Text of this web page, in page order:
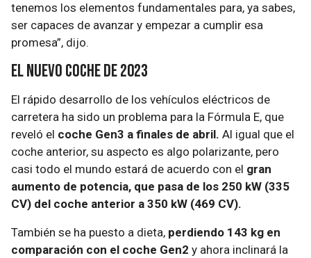
tenemos los elementos fundamentales para, ya sabes,
ser capaces de avanzar y empezar a cumplir esa
promesa”, dijo.
El nuevo coche de 2023
El rápido desarrollo de los vehículos eléctricos de
carretera ha sido un problema para la Fórmula E, que
reveló el coche Gen3 a finales de abril. Al igual que el
coche anterior, su aspecto es algo polarizante, pero
casi todo el mundo estará de acuerdo con el gran
aumento de potencia, que pasa de los 250 kW (335
CV) del coche anterior a 350 kW (469 CV).
También se ha puesto a dieta, perdiendo 143 kg en
comparación con el coche Gen2 y ahora inclinará la